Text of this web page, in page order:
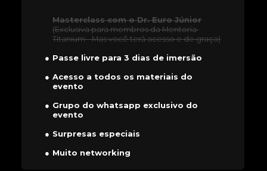
Masterclass com o Dr. Euro Júnior
(Exclusiva para membros da Mentoria
Titanium - Mas você terá acesso e de graça)
Passe livre para 3 dias de imersão
Acesso a todos os materiais do
evento
Grupo do whatsapp exclusivo do
evento
Surpresas especiais
Muito networking